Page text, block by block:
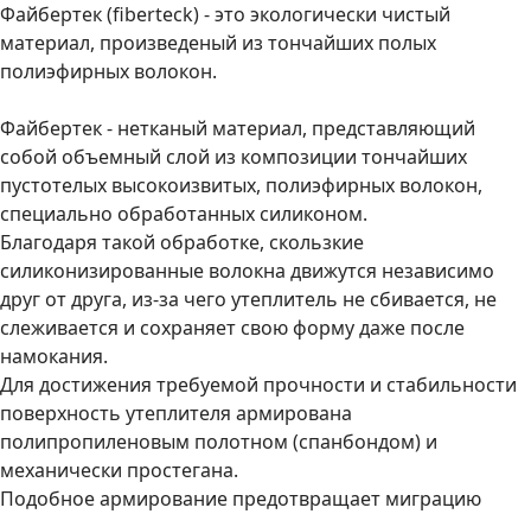
Файбертек (fiberteck) - это экологически чистый
материал, произведеный из тончайших полых
полиэфирных волокон.
Файбертек - нетканый материал, представляющий
собой объемный слой из композиции тончайших
пустотелых высокоизвитых, полиэфирных волокон,
специально обработанных силиконом.
Благодаря такой обработке, скользкие
силиконизированные волокна движутся независимо
друг от друга, из-за чего утеплитель не сбивается, не
слеживается и сохраняет свою форму даже после
намокания.
Для достижения требуемой прочности и стабильности
поверхность утеплителя армирована
полипропиленовым полотном (спанбондом) и
механически простегана.
Подобное армирование предотвращает миграцию